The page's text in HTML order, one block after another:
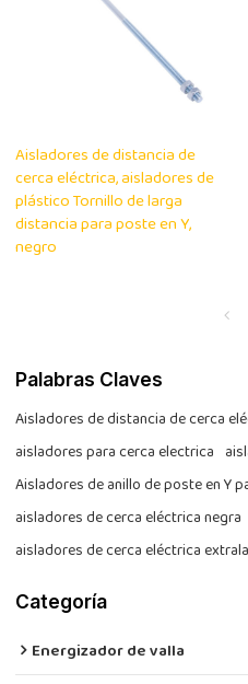
Aisladores de distancia de
cerca eléctrica, aisladores de
plástico Tornillo de larga
distancia para poste en Y,
negro
Palabras Claves
Aisladores de distancia de cerca
aisladores para cerca electrica
Aisladores de anillo de poste en Y
aisladores de cerca eléctrica negra
aisladores de cerca eléctrica
Categoría
Energizador de valla